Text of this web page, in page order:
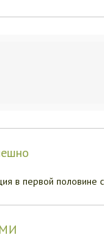
в первой половине